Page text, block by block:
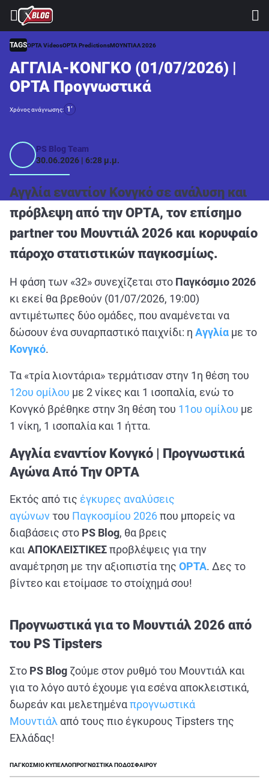
⚽ ΜΟΥΝΤΙΑΛ 2026
ΣΤΟΙΧΗΜΑ
CASINO
ΠΡΟΓΝΩΣΤΙΚΑ ΤIPSTERS
ΠΡΟΓΝΩΣΤΙΚΑ ΚΑΤΗΓΟΡΙΕΣ
ΠΡΟΣΦΟΡΕΣ
ΔΙΑΓΩΝΙΣΜΟΙ
TSILI LEAGUE
RETRO
BLOGS
QUIZ
ΣΥΝΕΝΤΕΥΞΕΙΣ
ΑΘΛΗΤΙΚΕΣ ΜΕΤΑΔΟΣΕΙΣ
Εξυπηρέτηση Πελατών
TAGSOPTA VideosOPTA PredictionsΜΟΥΝΤΙΑΛ 2026
ΑΓΓΛΙΑ-ΚΟΝΓΚΟ (01/07/2026) |
OPTA Προγνωστικά
Χρόνος ανάγνωσης: 1’
PS Blog Team
30.06.2026 | 6:28 μ.μ.
Αγγλία εναντίον Κονγκό σε ανάλυση και
πρόβλεψη από την OPTA, τον επίσημο
partner του Μουντιάλ 2026 και κορυφαίο
πάροχο στατιστικών παγκοσμίως.
Η φάση των «32» συνεχίζεται στο Παγκόσμιο 2026
κι εκεί θα βρεθούν (01/07/2026, 19:00)
αντιμέτωπες δύο ομάδες, που αναμένεται να
δώσουν ένα συναρπαστικό παιχνίδι: η Αγγλία με το
Κονγκό.
Τα «τρία λιοντάρια» τερμάτισαν στην 1η θέση του
12ου ομίλου με 2 νίκες και 1 ισοπαλία, ενώ το
Κονγκό βρέθηκε στην 3η θέση του 11ου ομίλου με
1 νίκη, 1 ισοπαλία και 1 ήττα.
Αγγλία εναντίον Κονγκό | Προγνωστικά
Αγώνα Από Την OPTA
Εκτός από τις έγκυρες αναλύσεις
αγώνωντου Παγκοσμίου 2026που μπορείς να
διαβάσεις στο PS Blog, θα βρεις
και ΑΠΟΚΛΕΙΣΤΙΚΕΣπροβλέψεις για την
αναμέτρηση με την αξιοπιστία της OPTA. Δες το
βίντεο και ετοίμασε το στοίχημά σου!
Προγνωστικά για το Μουντιάλ 2026 από
του PS Tipsters
Στο PS Blog ζούμε στον ρυθμό του Μουντιάλ και
για το λόγο αυτό έχουμε για εσένα αποκλειστικά,
δωρεάν και μελετημέναπρογνωστικά
Μουντιάλ από τους πιο έγκυρους Tipsters της
Ελλάδας!
ΠΑΓΚΟΣΜΙΟ ΚΥΠΕΛΛΟΠΡΟΓΝΩΣΤΙΚΑ ΠΟΔΟΣΦΑΙΡΟΥ